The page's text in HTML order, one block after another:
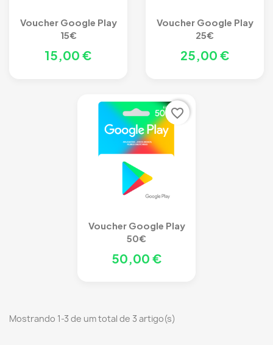
Voucher Google Play
15€
15,00 €
Voucher Google Play
25€
25,00 €
Voucher Google Play
50€
50,00 €
favorite_border
Mostrando 1-3 de um total de 3 artigo(s)